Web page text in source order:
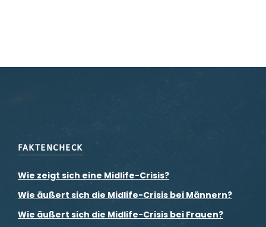
FAKTENCHECK
Wie zeigt sich eine Midlife-Crisis?
Wie äußert sich die Midlife-Crisis bei Männern?
Wie äußert sich die Midlife-Crisis bei Frauen?